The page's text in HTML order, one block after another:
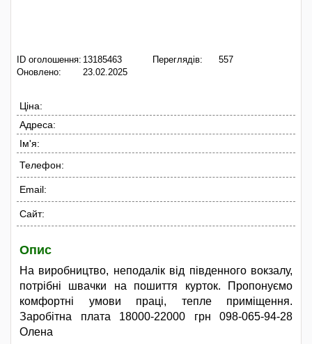
ID оголошення: 13185463
Оновлено:
23.02.2025
Переглядів: 557
Ціна:
Адреса:
Ім'я:
Телефон:
Email:
Сайт:
Опис
На виробництво, неподалік від південного вокзалу,
потрібні швачки на пошиття курток. Пропонуємо
комфортні умови праці, тепле приміщення.
Заробітна плата 18000-22000 грн 098-065-94-28
Олена